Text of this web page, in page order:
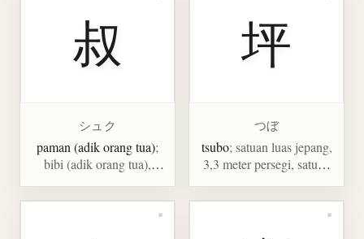
叔
シュク
paman (adik orang tua);
bibi (adik orang tua),
坪
つぼ
tsubo; satuan luas jepang,
3,3 meter persegi, satuan